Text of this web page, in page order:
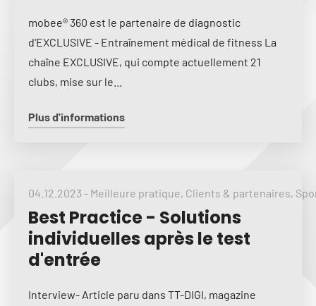
mobee® 360 est le partenaire de diagnostic
d'EXCLUSIVE - Entraînement médical de fitness La
chaîne EXCLUSIVE, qui compte actuellement 21
clubs, mise sur le...
Plus d'informations
04.12.2023 - Meilleure pratique, Clients & partenaires,
Best Practice - Solutions
individuelles après le test
d'entrée
Interview- Article paru dans TT-DIGI, magazine